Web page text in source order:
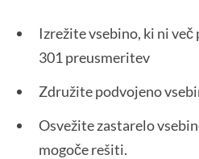
Izrežite vsebino, ki ni
301 preusmeritev
Združite podvojeno
Osvežite zastarelo
mogoče rešiti.